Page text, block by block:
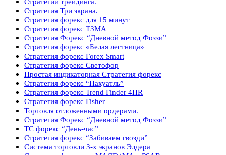
Стратегия Три экрана.
Стратегия форекс для 15 минут
Стратегия форекс Т3МА
Стратегия Форекс “Дневной метод Фоззи”
Стратегия форекс «Белая лестница»
Стратегия форекс Forex Smart
Стратегия форекс Светофор
Простая индикаторная Стратегия форекс
Стратегия форекс “Нахуатль”
Стратегия форекс Trend Finder 4HR
Стратегия форекс Fisher
Торговля отложенными ордерами.
Стратегия Форекс “Дневной метод Фоззи”
ТС форекс “День-час”
Стратегия форекс “Забиваем гвозди”
Система торговли 3-х экранов Элдера